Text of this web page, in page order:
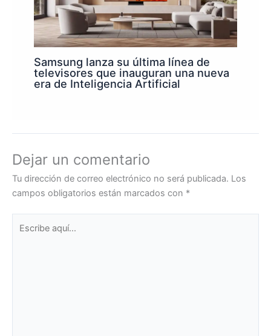
Samsung lanza su última línea de
televisores que inauguran una nueva
era de Inteligencia Artificial
Dejar un comentario
Tu dirección de correo electrónico no será publicada. Los
campos obligatorios están marcados con *